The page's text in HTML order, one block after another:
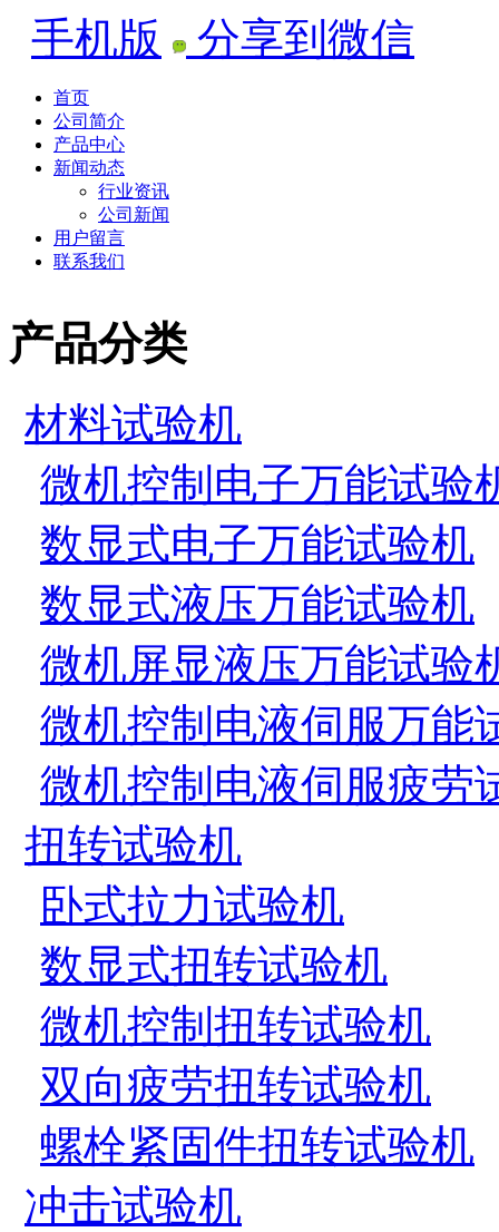
手机版 分享到微信
首页
公司简介
产品中心
新闻动态
行业资讯
公司新闻
用户留言
联系我们
产品分类
材料试验机
微机控制电子万能试验
数显式电子万能试验机
数显式液压万能试验机
微机屏显液压万能试验
微机控制电液伺服万能
微机控制电液伺服疲劳
扭转试验机
卧式拉力试验机
数显式扭转试验机
微机控制扭转试验机
双向疲劳扭转试验机
螺栓紧固件扭转试验机
冲击试验机